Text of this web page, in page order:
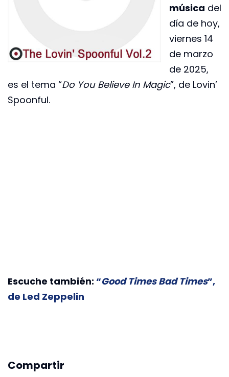
música del
día de hoy,
viernes 14
de marzo
de 2025,
es el tema “Do You Believe In Magic”, de Lovin’
Spoonful.
Escuche también: “Good Times Bad Times”,
de Led Zeppelin
Compartir